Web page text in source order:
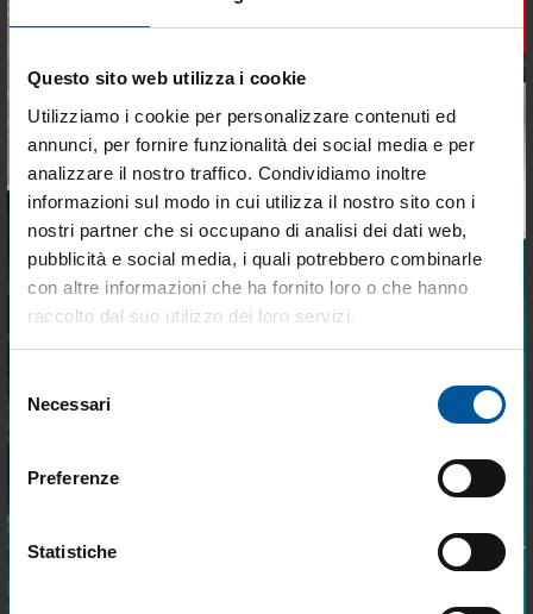
Tieniti aggiornato sulle
migliori occasioni per la tua
barca
vantaggiose e selezionate per chi vive la
×
Questo sito web utilizza i cookie
Utilizziamo i cookie per personalizzare contenuti ed
annunci, per fornire funzionalità dei social media e per
analizzare il nostro traffico. Condividiamo inoltre
informazioni sul modo in cui utilizza il nostro sito con i
nostri partner che si occupano di analisi dei dati web,
pubblicità e social media, i quali potrebbero combinarle
con altre informazioni che ha fornito loro o che hanno
raccolto dal suo utilizzo dei loro servizi.
delNecessari
Preferenze
Statistiche
SPEDIZIONE GRATUITA
Batteria optima red 50 ah
Non disponibile
€ 355,22
€ 301,94
SPEDIZIONE GRATUITA
Batteria optima yellow 55 ah
Disponibilità limitata
€ 408,50
€ 347,23
- 20%
Disponibile
- 15%
SPEDIZIONE GRATUITA
Disponibile